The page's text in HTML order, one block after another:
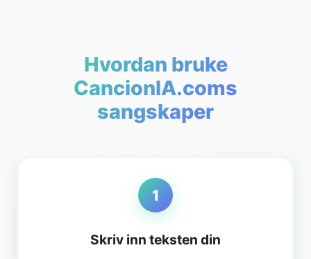
Hvordan bruke
CancionIA.coms
sangskaper
1
Skriv inn teksten din